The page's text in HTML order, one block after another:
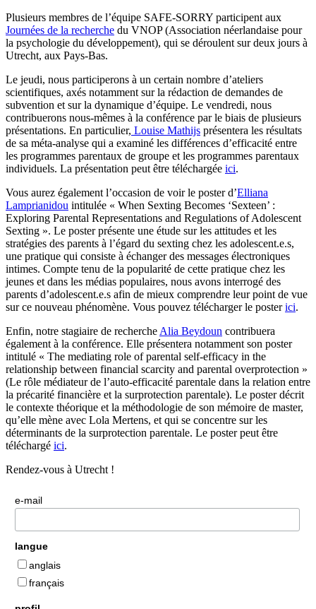
Plusieurs membres de l’équipe SAFE-SORRY participent aux
Journées de la recherche du VNOP (Association néerlandaise pour
la psychologie du développement), qui se déroulent sur deux jours à
Utrecht, aux Pays-Bas.
Le jeudi, nous participerons à un certain nombre d’ateliers
scientifiques, axés notamment sur la rédaction de demandes de
subvention et sur la dynamique d’équipe. Le vendredi, nous
contribuerons nous-mêmes à la conférence par le biais de plusieurs
présentations. En particulier, Louise Mathijs présentera les résultats
de sa méta-analyse qui a examiné les différences d’efficacité entre
les programmes parentaux de groupe et les programmes parentaux
individuels. La présentation peut être téléchargée ici.
Vous aurez également l’occasion de voir le poster d’Elliana
Lamprianidou intitulée « When Sexting Becomes ‘Sexteen’ :
Exploring Parental Representations and Regulations of Adolescent
Sexting ». Le poster présente une étude sur les attitudes et les
stratégies des parents à l’égard du sexting chez les adolescent.e.s,
une pratique qui consiste à échanger des messages électroniques
intimes. Compte tenu de la popularité de cette pratique chez les
jeunes et dans les médias populaires, nous avons interrogé des
parents d’adolescent.e.s afin de mieux comprendre leur point de vue
sur ce nouveau phénomène. Vous pouvez télécharger le posterici.
Enfin, notre stagiaire de recherche Alia Beydoun contribuera
également à la conférence. Elle présentera notamment son poster
intitulé « The mediating role of parental self-efficacy in the
relationship between financial scarcity and parental overprotection »
(Le rôle médiateur de l’auto-efficacité parentale dans la relation entre
la précarité financière et la surprotection parentale). Le poster décrit
le contexte théorique et la méthodologie de son mémoire de master,
qu’elle mène avec Lola Mertens, et qui se concentre sur les
déterminants de la surprotection parentale. Le poster peut être
téléchargé ici.
Rendez-vous à Utrecht !
e-mail
langue
anglais
français